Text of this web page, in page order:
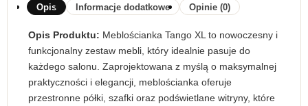
Opis Informacje dodatkowe Opinie (0)
Opis Produktu: Meblościanka Tango XL to nowoczesny i
funkcjonalny zestaw mebli, który idealnie pasuje do
każdego salonu. Zaprojektowana z myślą o maksymalnej
praktyczności i elegancji, meblościanka oferuje
przestronne półki, szafki oraz podświetlane witryny, które